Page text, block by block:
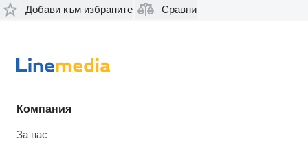
Добави към избраните
Сравни
Компания
За нас